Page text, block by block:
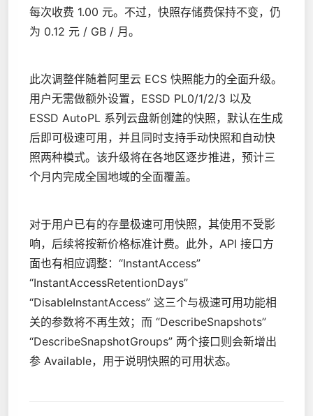
每次收费 1.00 元。不过，快照存储费保持不变，仍
为 0.12 元 / GB / 月。
此次调整伴随着阿里云 ECS 快照能力的全面升级。
用户无需做额外设置，ESSD PL0/1/2/3 以及
ESSD AutoPL 系列云盘新创建的快照，默认在生成
后即可极速可用，并且同时支持手动快照和自动快
照两种模式。该升级将在各地区逐步推进，预计三
个月内完成全国地域的全面覆盖。
对于用户已有的存量极速可用快照，其使用不受影
响，后续将按新价格标准计费。此外，API 接口方
面也有相应调整：“InstantAccess”
“InstantAccessRetentionDays”
“DisableInstantAccess” 这三个与极速可用功能相
关的参数将不再生效；而 “DescribeSnapshots”
“DescribeSnapshotGroups” 两个接口则会新增出
参 Available，用于说明快照的可用状态。